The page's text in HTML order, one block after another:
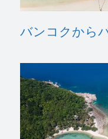
バンコクから